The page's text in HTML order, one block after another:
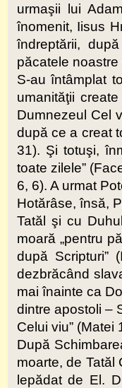
urmaşii lui
înomenit, Iisus
îndreptării,
păcatele
S-au întâmplat
umanităţii
Dumnezeul Cel
după ce a creat
31). Şi totuşi,
toate zilele”
6, 6). A urmat
Hotărâse, însă,
Tatăl şi cu
moară „pentru
după Scripturi”
dezbrăcând
mai înainte ca
dintre apostoli –
Celui viu” (Matei
După
moarte, de Tatăl
lepădat de El.